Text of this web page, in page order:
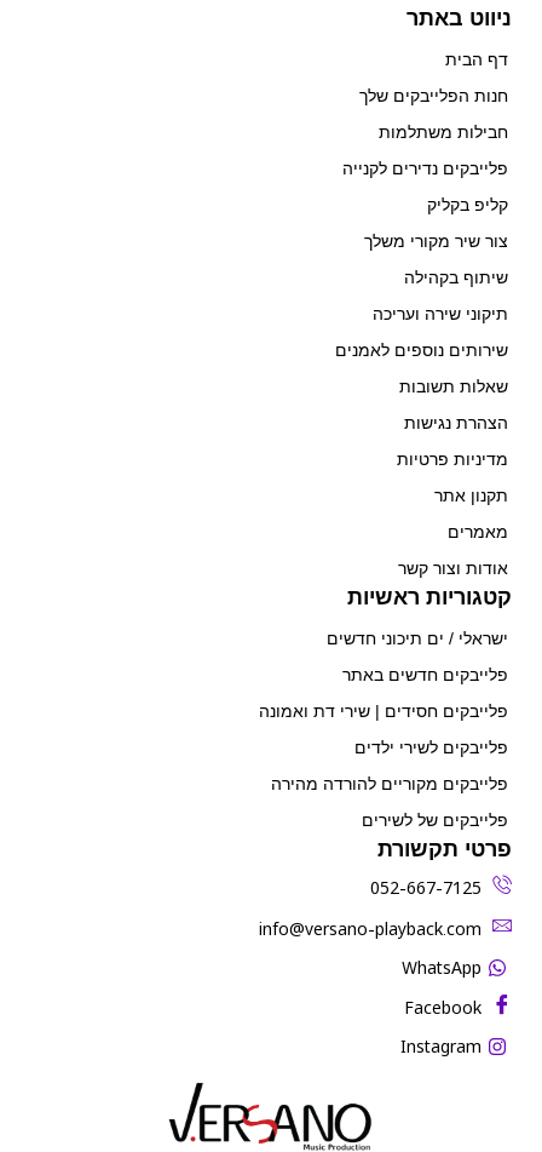
ניווט באתר
דף הבית
חנות הפלייבקים שלך
חבילות משתלמות
פלייבקים נדירים לקנייה
קליפ בקליק
צור שיר מקורי משלך
שיתוף בקהילה
תיקוני שירה ועריכה
שירותים נוספים לאמנים
שאלות תשובות
הצהרת נגישות
מדיניות פרטיות
תקנון אתר
מאמרים
אודות וצור קשר
קטגוריות ראשיות
ישראלי / ים תיכוני חדשים
פלייבקים חדשים באתר
פלייבקים חסידים | שירי דת ואמונה
פלייבקים לשירי ילדים
פלייבקים מקוריים להורדה מהירה
פלייבקים של לשירים
פרטי תקשורת
052-667-7125
‫info@versano-playback.com‬
WhatsApp
Facebook
Instagram